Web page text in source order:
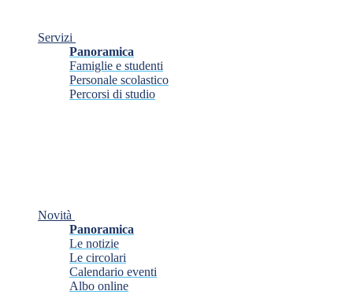
Servizi
Panoramica
Famiglie e studenti
Personale scolastico
Percorsi di studio
Novità
Panoramica
Le notizie
Le circolari
Calendario eventi
Albo online